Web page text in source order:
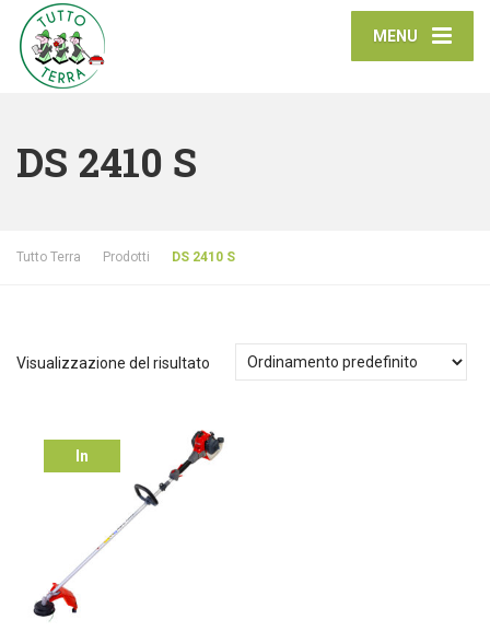
MENU
DS 2410 S
Tutto Terra Prodotti DS 2410 S
Visualizzazione del risultato
In